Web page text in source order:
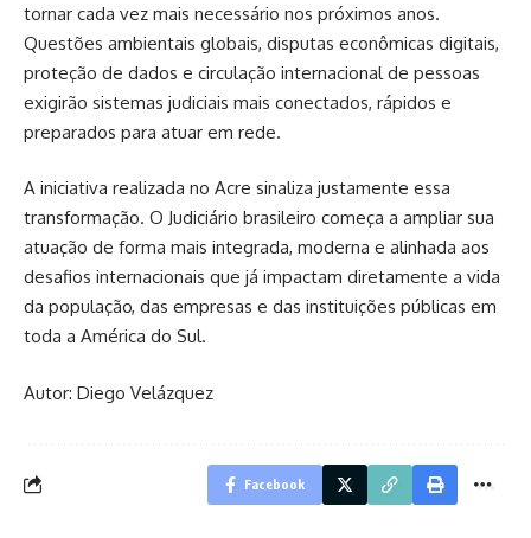
tornar cada vez mais necessário nos próximos anos.
Questões ambientais globais, disputas econômicas digitais,
proteção de dados e circulação internacional de pessoas
exigirão sistemas judiciais mais conectados, rápidos e
preparados para atuar em rede.
A iniciativa realizada no Acre sinaliza justamente essa
transformação. O Judiciário brasileiro começa a ampliar sua
atuação de forma mais integrada, moderna e alinhada aos
desafios internacionais que já impactam diretamente a vida
da população, das empresas e das instituições públicas em
toda a América do Sul.
Autor: Diego Velázquez
Facebook